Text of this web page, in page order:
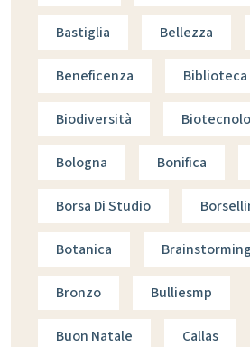
Bastiglia Bellezza
Beneficenza Biblioteca
Biodiversità
Bologna Bonifica
Borsa Di Studio
Botanica Brainstorming
Bronzo Bulliesmp
Buon Natale Callas